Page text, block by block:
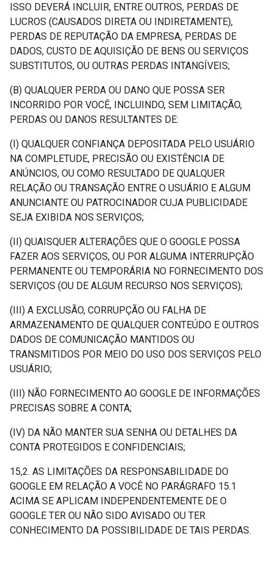
ISSO DEVERÁ INCLUIR, ENTRE OUTROS, PERDAS DE
LUCROS (CAUSADOS DIRETA OU INDIRETAMENTE),
PERDAS DE REPUTAÇÃO DA EMPRESA, PERDAS DE
DADOS, CUSTO DE AQUISIÇÃO DE BENS OU SERVIÇOS
SUBSTITUTOS, OU OUTRAS PERDAS INTANGÍVEIS;
(B) QUALQUER PERDA OU DANO QUE POSSA SER
INCORRIDO POR VOCÊ, INCLUINDO, SEM LIMITAÇÃO,
PERDAS OU DANOS RESULTANTES DE:
(I) QUALQUER CONFIANÇA DEPOSITADA PELO USUÁRIO
NA COMPLETUDE, PRECISÃO OU EXISTÊNCIA DE
ANÚNCIOS, OU COMO RESULTADO DE QUALQUER
RELAÇÃO OU TRANSAÇÃO ENTRE O USUÁRIO E ALGUM
ANUNCIANTE OU PATROCINADOR CUJA PUBLICIDADE
SEJA EXIBIDA NOS SERVIÇOS;
(II) QUAISQUER ALTERAÇÕES QUE O GOOGLE POSSA
FAZER AOS SERVIÇOS, OU POR ALGUMA INTERRUPÇÃO
PERMANENTE OU TEMPORÁRIA NO FORNECIMENTO DOS
SERVIÇOS (OU DE ALGUM RECURSO NOS SERVIÇOS);
(III) A EXCLUSÃO, CORRUPÇÃO OU FALHA DE
ARMAZENAMENTO DE QUALQUER CONTEÚDO E OUTROS
DADOS DE COMUNICAÇÃO MANTIDOS OU
TRANSMITIDOS POR MEIO DO USO DOS SERVIÇOS PELO
USUÁRIO;
(III) NÃO FORNECIMENTO AO GOOGLE DE INFORMAÇÕES
PRECISAS SOBRE A CONTA;
(IV) DA NÃO MANTER SUA SENHA OU DETALHES DA
CONTA PROTEGIDOS E CONFIDENCIAIS;
15,2. AS LIMITAÇÕES DA RESPONSABILIDADE DO
GOOGLE EM RELAÇÃO A VOCÊ NO PARÁGRAFO 15.1
ACIMA SE APLICAM INDEPENDENTEMENTE DE O
GOOGLE TER OU NÃO SIDO AVISADO OU TER
CONHECIMENTO DA POSSIBILIDADE DE TAIS PERDAS.